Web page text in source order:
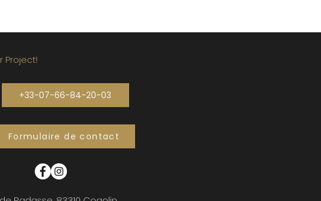
Project!
+33-07-66-84-20-03
Formulaire de contact